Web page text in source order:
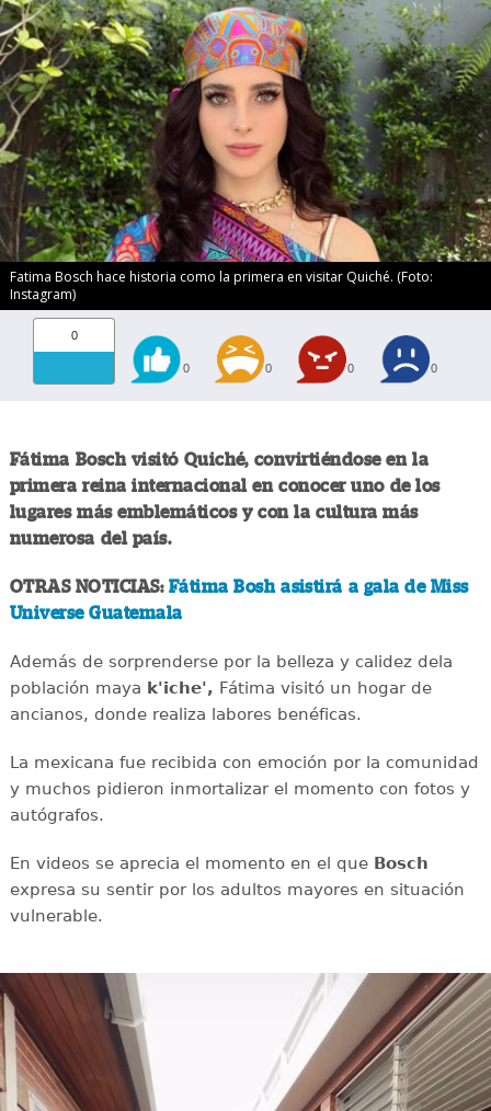
Fatima Bosch hace historia como la primera en visitar Quiché. (Foto:
Instagram)
0
0 0 0 0
Fátima Bosch visitó Quiché, convirtiéndose en la
primera reina internacional en conocer uno de los
lugares más emblemáticos y con la cultura más
numerosa del país.
OTRAS NOTICIAS: Fátima Bosh asistirá a gala de Miss
Universe Guatemala
Además de sorprenderse por la belleza y calidez dela
población maya k'iche', Fátima visitó un hogar de
ancianos, donde realiza labores benéficas.
La mexicana fue recibida con emoción por la comunidad
y muchos pidieron inmortalizar el momento con fotos y
autógrafos.
En videos se aprecia el momento en el queBosch
expresa su sentir por los adultos mayores en situación
vulnerable.